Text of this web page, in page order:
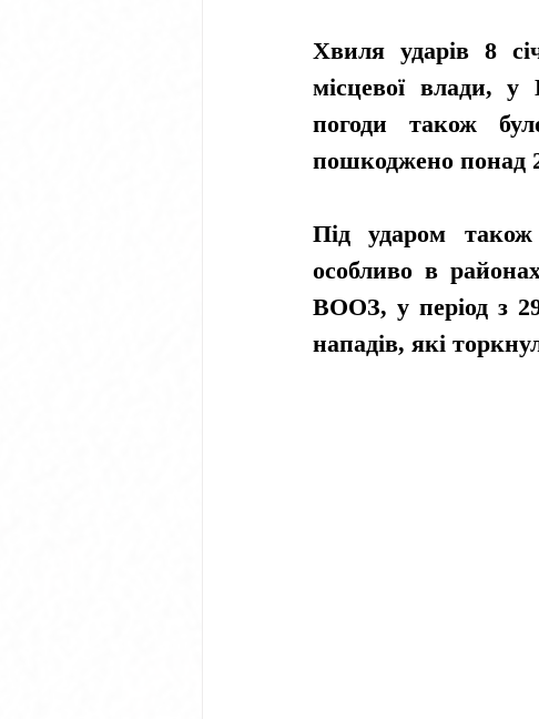
Хвиля ударів 8
місцевої влади, у
погоди також
пошкоджено понад
Під ударом також
особливо в
ВООЗ, у період з
нападів, які